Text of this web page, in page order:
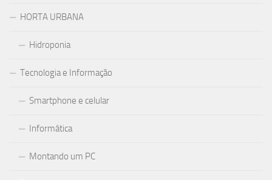
HORTA URBANA
Hidroponia
Tecnologia e Informação
Smartphone e celular
Informática
Montando um PC